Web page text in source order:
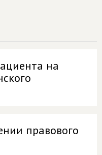
на
правового